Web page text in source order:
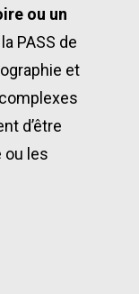
ou un
PASS de
et
d’être
ou les